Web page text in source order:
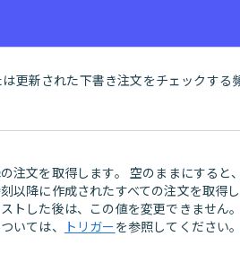
更新された下書き注文をチェックする
注文を取得します。 空のままにすると
以降に作成されたすべての注文を取得
トした後は、この値を変更できません
いては、
トリガーを参照してください。